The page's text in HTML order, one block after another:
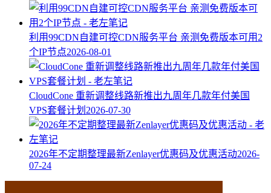
利用99CDN自建可控CDN服务平台 亲测免费版本可用2
个IP节点2026-08-01
CloudCone 重新调整线路新推出九周年几款年付美国
VPS套餐计划 2026-07-30
2026年不定期整理最新Zenlayer优惠码及优惠活动2026-
07-24